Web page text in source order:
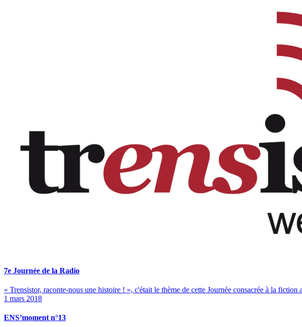
7e Journée de la Radio
« Trensistor, raconte-nous une histoire ! », c'était le thème de cette Journée consacrée à la
1 mars 2018
ENS’moment n°13